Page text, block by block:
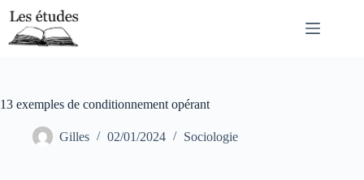
au
contenu
13 exemples de conditionnement opérant
Gilles 02/01/2024 Sociologie